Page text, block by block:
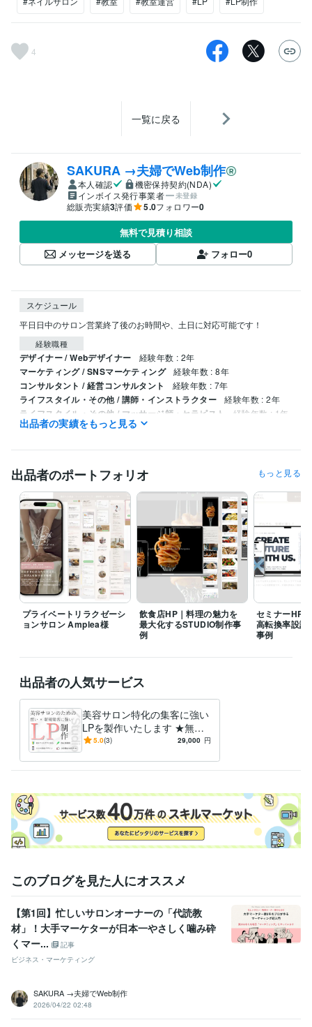
4
一覧に戻る
SAKURA →夫婦でWeb制作
本人確認
機密保持契約(NDA)
インボイス発行事業者
未登録
総販売実績3評価 5.0フォロワー0
無料で見積り相談
メッセージを送る
フォロー0
スケジュール
平日日中のサロン営業終了後のお時間や、土日に対応可能です！
経験職種
デザイナー / Webデザイナー 経験年数 : 2年
マーケティング / SNSマーケティング 経験年数 : 8年
コンサルタント / 経営コンサルタント 経験年数 : 7年
ライフスタイル・その他 / 講師・インストラクター 経験年数 : 2年
ライフスタイル・その他 / マッサージ師・セラピスト 経験年数 : 1年
Webクリエイター能力認定 取得年 : 2016年
ネットマーケティング検定
Google広告（旧GoogleAdWords）認定資格 取得年 : 2018年
Google Marketing platform 認定資格 取得年 : 2018年
色彩検定2級 取得年 : 2017年
ITパスポート 取得年 : 2017年
プログラミング言語・フレームワーク
CSS:2年Google Apps Script:5年 HTML:3年 Java:2年JavaScript:2年
Objective-C:2年PHP:1年PL/SQL:1年Sass:1年
ビジネス・クリエイティブツール
Excel:12年Google サイト:12年Google スプレッドシート:9年
Google スライド:9年Google ドキュメント:9年Numbers:10年
Shopify:5年
Google Analytics:5年
Google BigQuery:5年Google Search Console:5年
Figma:2年STUDIO:2年
得意分野
Web制作・HP作成・EC構築 Webデザイン
語学力
英語 ビジネスレベル
出品者の実績をもっと見る
出品者のポートフォリオ もっと見る
プライベートリラクゼーシ
ョンサロン Amplea様
飲食店HP｜料理の魅力を
最大化するSTUDIO制作事
例
セミナーHP
高転換率設計
事例
出品者の人気サービス
美容サロン特化の集客に強い
LPを製作いたします ★無料
個別相談OK！★ 大手マーケ
5.0(3) 29,000 円
このブログを見た人にオススメ
【第1回】忙しいサロンオーナーの「代読教
材」！大手マーケターが日本一やさしく噛み砕
くマー...
記事
ビジネス・マーケティング
SAKURA →夫婦でWeb制作
2026/04/22 02:48